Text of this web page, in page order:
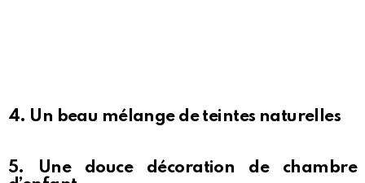
4. Un beau mélange de teintes naturelles
5. Une douce décoration de chambre